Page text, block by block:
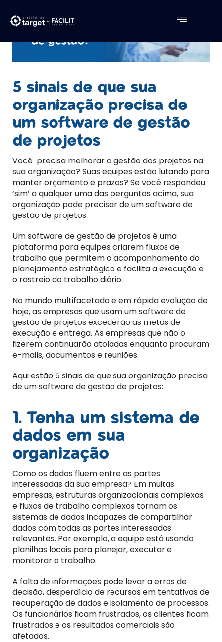
5 sinais de que sua
organização precisa de
um software de gestão
de projetos
Você precisa melhorar a gestão dos projetos na
sua organização? Suas equipes estão lutando para
manter orçamento e prazos? Se você respondeu
‘sim’ a qualquer uma das perguntas acima, sua
organização pode precisar de um software de
gestão de projetos.
Um software de gestão de projetos é uma
plataforma para equipes criarem fluxos de
trabalho que permitem o acompanhamento do
planejamento estratégico e facilita a execução e
o rastreio do trabalho diário.
No mundo multifacetado e em rápida evolução de
hoje, as empresas que usam um software de
gestão de projetos excederão as metas de
execução e entrega. As empresas que não o
fizerem continuarão atoladas enquanto procuram
e-mails, documentos e reuniões.
Aqui estão 5 sinais de que sua organização precisa
de um software de gestão de projetos:
1. Tenha um sistema de
dados em sua
organização
Como os dados fluem entre as partes
interessadas da sua empresa? Em muitas
empresas, estruturas organizacionais complexas
e fluxos de trabalho complexos tornam os
sistemas de dados incapazes de compartilhar
dados com todas as partes interessadas
relevantes. Por exemplo, a equipe está usando
planilhas locais para planejar, executar e
monitorar o trabalho.
A falta de informações pode levar a erros de
decisão, desperdício de recursos em tentativas de
recuperação de dados e isolamento de processos.
Os funcionários ficam frustrados, os clientes ficam
frustrados e os resultados comerciais são
afetados.